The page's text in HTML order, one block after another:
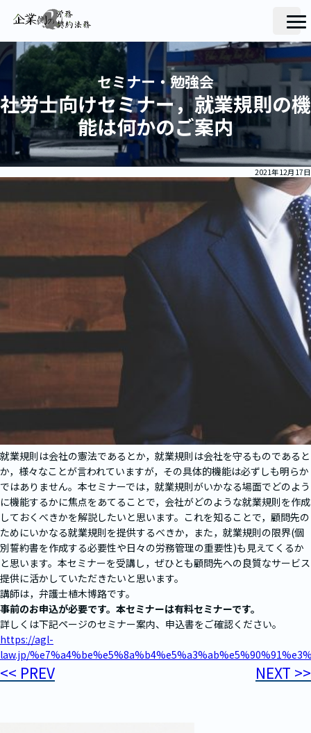
セミナー・勉強会
社労士向けセミナー，就業規則の機
能は何かのご案内
2021年12月17日
就業規則は会社の憲法であるとか，就業規則は会社を守るものであると
か，様々なことが言われていますが，その具体的機能は必ずしも明らか
ではありません。本セミナーでは，就業規則がいかなる場面でどのよう
に機能するかに焦点をあてることで，会社がどのような就業規則を作成
しておくべきかを解説したいと思います。これを知ることで，顧問先の
ためにいかなる就業規則を提供するべきか，また，就業規則の限界(個
別誓約書を作成する必要性や日々の労務管理の重要性)も見えてくるか
と思います。本セミナーを受講し，ぜひとも顧問先への良質なサービス
提供に活かしていただきたいと思います。
講師は，弁護士植木博路です。
事前のお申込が必要です。本セミナーは有料セミナーです。
詳しくは下記ページのセミナー案内、申込書をご確認ください。
https://agl-
law.jp/
<< PREV NEXT >>